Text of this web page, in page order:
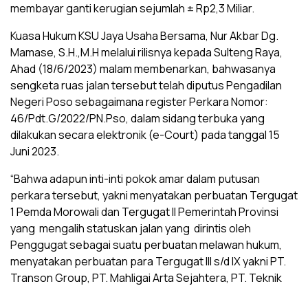
membayar ganti kerugian sejumlah ± Rp2,3 Miliar.
Kuasa Hukum KSU Jaya Usaha Bersama, Nur Akbar Dg.
Mamase, S.H.,M.H melalui rilisnya kepada Sulteng Raya,
Ahad (18/6/2023) malam membenarkan, bahwasanya
sengketa ruas jalan tersebut telah diputus Pengadilan
Negeri Poso sebagaimana register Perkara Nomor:
46/Pdt.G/2022/PN.Pso, dalam sidang terbuka yang
dilakukan secara elektronik (e-Court) pada tanggal 15
Juni 2023.
“Bahwa adapun inti-inti pokok amar dalam putusan
perkara tersebut, yakni menyatakan perbuatan Tergugat
1 Pemda Morowali dan Tergugat II Pemerintah Provinsi
yang mengalih statuskan jalan yang dirintis oleh
Penggugat sebagai suatu perbuatan melawan hukum,
menyatakan perbuatan para Tergugat III s/d IX yakni PT.
Transon Group, PT. Mahligai Arta Sejahtera, PT. Teknik